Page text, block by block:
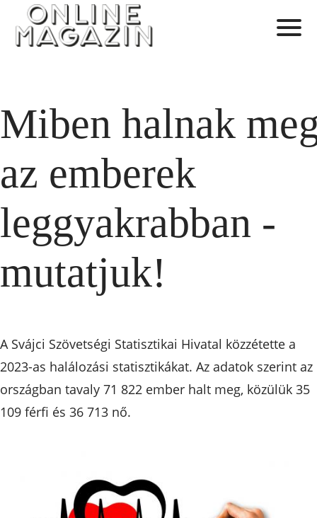
Miben halnak
az emberek
leggyakrabban -
mutatjuk!
A Svájci Szövetségi Statisztikai Hivatal közzétette a
2023-as halálozási statisztikákat. Az adatok szerint az
országban tavaly 71 822 ember halt meg, közülük 35
109 férfi és 36 713 nő.